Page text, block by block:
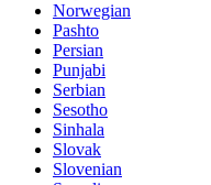
Norwegian
Pashto
Persian
Punjabi
Serbian
Sesotho
Sinhala
Slovak
Slovenian